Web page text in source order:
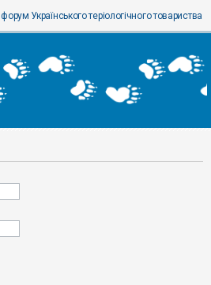
форум Українського теріологічного товариства